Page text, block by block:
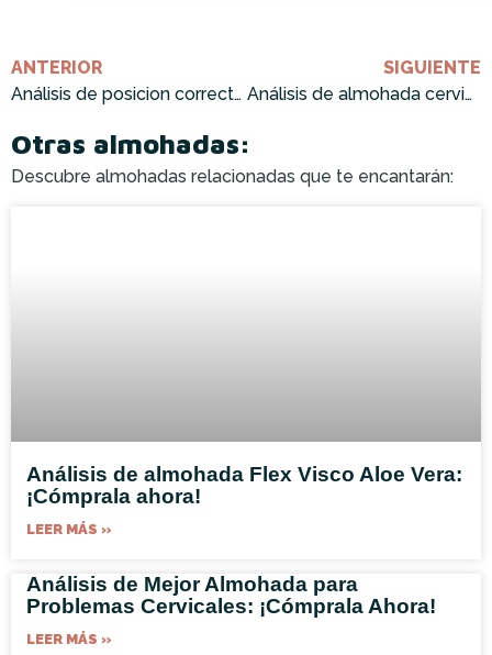
ANTERIOR
Análisis de posicion correcta almohada cervical ¡Cómprala ahora!
SIGUIENTE
Análisis de almohada cervical viaje hinchable: ¡Cómprala ahora!
Otras almohadas:
Descubre almohadas relacionadas que te encantarán:
Análisis de almohada Flex Visco Aloe Vera:
¡Cómprala ahora!
LEER MÁS »
Análisis de Mejor Almohada para
Problemas Cervicales: ¡Cómprala Ahora!
LEER MÁS »